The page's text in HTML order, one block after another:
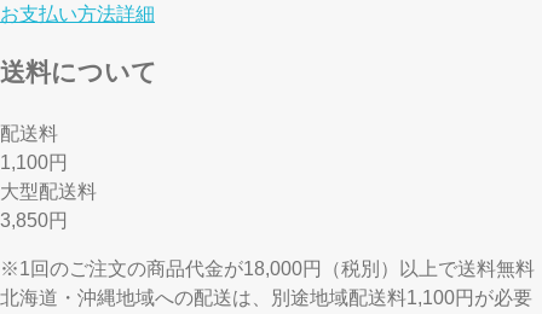
お支払い方法詳細
送料について
配送料
1,100円
大型配送料
3,850円
※1回のご注文の商品代金が18,000円（税別）以上で送料無料
北海道・沖縄地域への配送は、別途地域配送料1,100円が必要